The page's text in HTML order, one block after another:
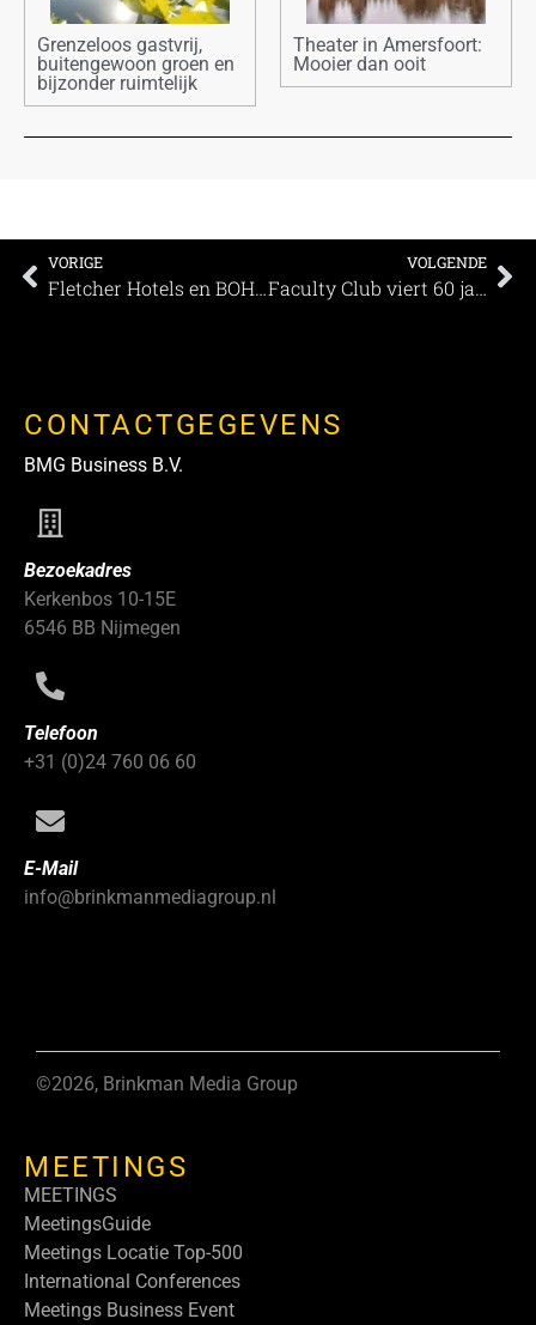
Grenzeloos gastvrij,
buitengewoon groen en
bijzonder ruimtelijk
Theater in Amersfoort:
Mooier dan ooit
VORIGE
Fletcher Hotels en BOHLT verrassen gasten
VOLGENDE
Faculty Club viert 60 jaar: ontdek de unieke mogelijkheden op deze historische locatie
CONTACTGEGEVENS
BMG Business B.V.
Bezoekadres
Kerkenbos 10-15E
6546 BB Nijmegen
Telefoon
+31 (0)24 760 06 60
E-Mail
info@brinkmanmediagroup.nl
©2026, Brinkman Media Group
MEETINGS
MEETINGS
MeetingsGuide
Meetings Locatie Top-500
International Conferences
Meetings Business Event